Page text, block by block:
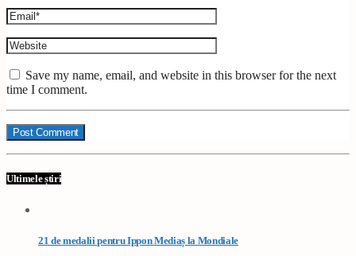
Save my name, email, and website in this browser for the next
time I comment.
Ultimele știri
21 de medalii pentru Ippon Mediaș la Mondiale